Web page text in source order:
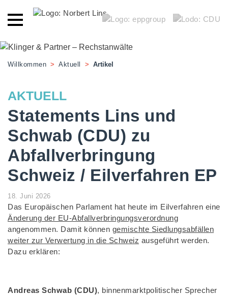
Willkommen > Aktuell > Artikel
AKTUELL
Statements Lins und
Schwab (CDU) zu
Abfallverbringung
Schweiz / Eilverfahren EP
18. Juni 2026
Das Europäischen Parlament hat heute im Eilverfahren eine
Änderung der EU-Abfallverbringungsverordnung
angenommen. Damit können gemischte Siedlungsabfällen
weiter zur Verwertung in die Schweiz ausgeführt werden.
Dazu erklären:
Andreas Schwab (CDU), binnenmarktpolitischer Sprecher